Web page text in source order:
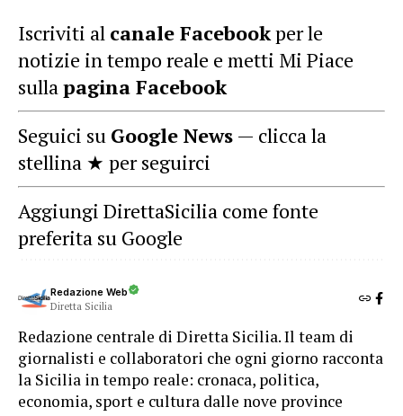
Iscriviti al canale Facebookper le
notizie in tempo reale e metti Mi Piace
sullapagina Facebook
Seguici su Google News — clicca la
stellina ★ per seguirci
Aggiungi DirettaSicilia come fonte
preferita su Google
Redazione Web
Diretta Sicilia
Redazione centrale di Diretta Sicilia. Il team di
giornalisti e collaboratori che ogni giorno racconta
la Sicilia in tempo reale: cronaca, politica,
economia, sport e cultura dalle nove province